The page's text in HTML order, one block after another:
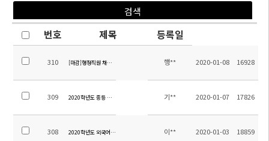
번호 제목 등록일
310 [마감]행정직원 채용 모집 공고 행** 2020-01-08 16928
309 2020학년도 중등 교과서 목록 기** 2020-01-07 17826
308 2020학년도 외국어과 레벨 및 교재안내 이** 2020-01-03 18859